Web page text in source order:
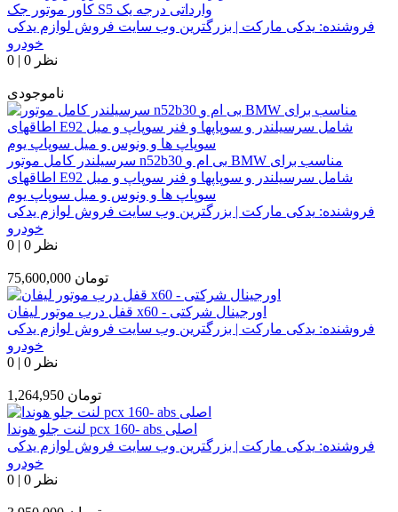
کاور موتور جک S5 وارداتی درجه یک
فروشنده: یدکی مارکت | بزرگترین وب سایت فروش لوازم یدکی
خودرو
0 | 0 نظر
ناموجودی
سرسیلندر کامل موتور n52b30 بی ام و BMW مناسب برای
اطاقهای E92 شامل سرسیلندر و سوپاپها و فنر سوپاپ و میل
سوپاپ ها و ونوس و میل سوپاپ یوم
فروشنده: یدکی مارکت | بزرگترین وب سایت فروش لوازم یدکی
خودرو
0 | 0 نظر
75,600,000 تومان
قفل درب موتور لیفان x60 - اورجینال شرکتی
فروشنده: یدکی مارکت | بزرگترین وب سایت فروش لوازم یدکی
خودرو
0 | 0 نظر
1,264,950 تومان
لنت جلو هوندا pcx 160- abs اصلی
فروشنده: یدکی مارکت | بزرگترین وب سایت فروش لوازم یدکی
خودرو
0 | 0 نظر